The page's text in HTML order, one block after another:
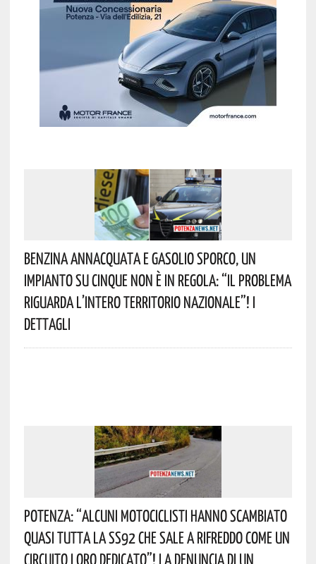
Benzina Annacquata E Gasolio Sporco, Un
Impianto Su Cinque Non È In Regola: “il Problema
Riguarda L’intero Territorio Nazionale”! I
Dettagli
Potenza: “alcuni Motociclisti Hanno Scambiato
Quasi Tutta La SS92 Che Sale A Rifreddo Come Un
Circuito Loro Dedicato”! La Denuncia Di Un